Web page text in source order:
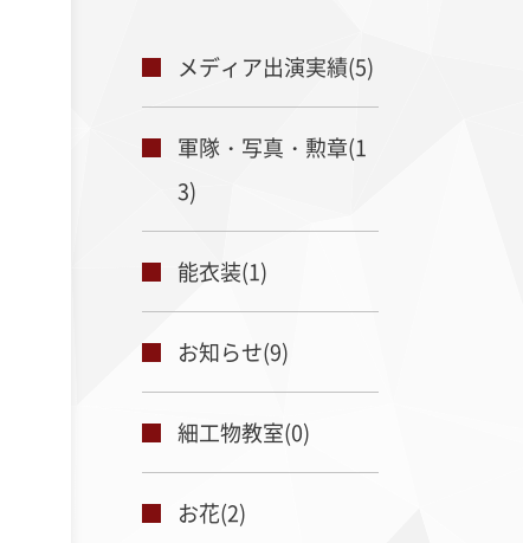
メディア出演実績(5)
軍隊・写真・勲章(1
3)
能衣装(1)
お知らせ(9)
細工物教室(0)
お花(2)